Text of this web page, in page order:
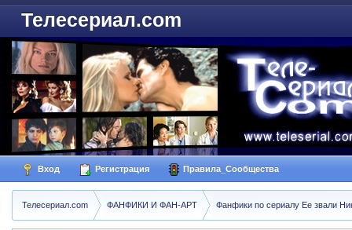
Телесериал.com
Вход Регистрация Правила_Сообщества
Телесериал.com ФАНФИКИ И ФАН-АРТ Фанфики по сериалу Ее звали